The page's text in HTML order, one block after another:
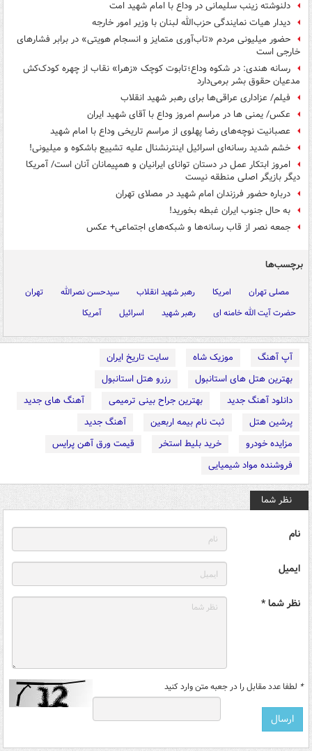
دلنوشته زینب سلیمانی در وداع با امام شهید امت
دیدار هیات نمایندگی حزب‌الله لبنان با وزیر امور خارجه
حضور میلیونی مردم «تاب‌آوری متمایز و انسجام هویتی» در برابر فشارهای
خارجی است
رسانه هندی: در شکوه وداع؛تابوت کوچک «زهرا» نقاب از چهره کودک‌کش‌
مدعیان حقوق بشر برمی‌دارد
فیلم/ عزاداری عراقی‌ها برای رهبر شهید انقلاب
عکس/ یمنی ها در مراسم امروز وداع با آقای شهید ایران
عصبانیت نوچه‌های رضا پهلوی از مراسم تاریخی وداع با امام شهید
خشم شدید رسانه‌ای اسرائیل اینترنشنال علیه تشییع باشکوه و میلیونی!
امروز ابتکار عمل در دستان توانای ایرانیان و همپیمانان آنان است/ آمریکا
دیگر بازیگر اصلی منطقه نیست
درباره حضور فرزندان امام شهید در مصلای تهران
به حال جنوب ایران غبطه بخورید!
جمعه نصر از قاب رسانه‌ها و شبکه‌های اجتماعی+ عکس
برچسب‌ها
مصلی تهران امریکا رهبر شهید انقلاب سیدحسن نصرالله
تهران
حضرت آیت الله خامنه ای
رهبر شهید اسرائیل آمریکا
آپ آهنگ موزیک شاه
سایت تاریخ ایران
بهترین هتل های استانبول
رزرو هتل استانبول
دانلود آهنگ جدید
بهترین جراح بینی ترمیمی
آهنگ های جدید
پرشین هتل
ثبت نام بیمه اربعین
آهنگ جدید
مزایده خودرو
خرید بلیط استخر
قیمت ورق آهن پرایس
فروشنده مواد شیمیایی
نظر شما
نام
ایمیل
نظر شما *
* لطفا عدد مقابل را در جعبه متن وارد کنید